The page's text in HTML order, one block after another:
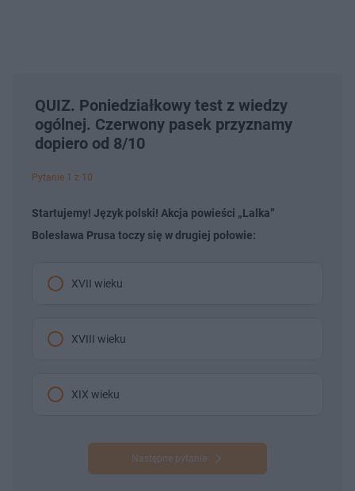
QUIZ. Poniedziałkowy test z wiedzy
ogólnej. Czerwony pasek przyznamy
dopiero od 8/10
Pytanie 1 z 10
Startujemy! Język polski! Akcja powieści „Lalka”
Bolesława Prusa toczy się w drugiej połowie:
XVII wieku
XVIII wieku
XIX wieku
Następne pytanie